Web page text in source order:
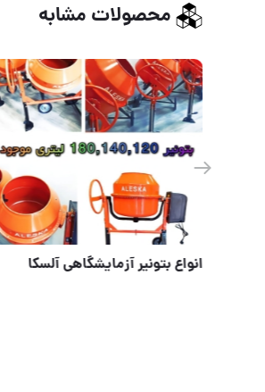
محصولات مشابه
هوالرزاق